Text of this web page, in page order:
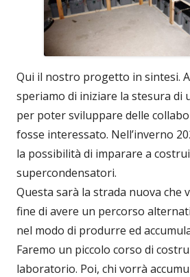
Qui il nostro progetto in sintesi.
speriamo di iniziare la stesura di
per poter sviluppare delle
fosse interessato. Nell’inverno
la possibilità di imparare a
supercondensatori.
Questa sarà la strada nuova che
fine di avere un percorso
nel modo di produrre ed
Faremo un piccolo corso di
laboratorio. Poi, chi vorrà